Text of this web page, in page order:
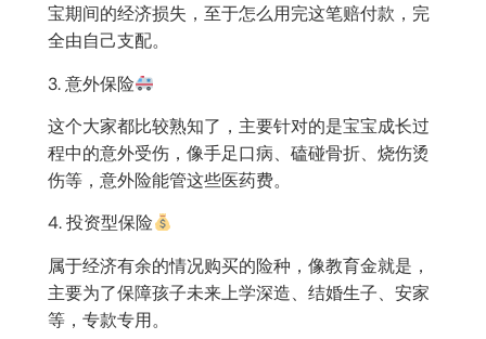
宝期间的经济损失，至于怎么用完这笔赔付款，完
全由自己支配。
3. 意外保险
这个大家都比较熟知了，主要针对的是宝宝成长过
程中的意外受伤，像手足口病、磕碰骨折、烧伤烫
伤等，意外险能管这些医药费。
4. 投资型保险
属于经济有余的情况购买的险种，像教育金就是，
主要为了保障孩子未来上学深造、结婚生子、安家
等，专款专用。